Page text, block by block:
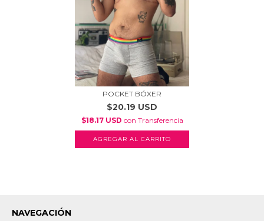
POCKET BÓXER
$20.19 USD
$18.17 USD con Transferencia
AGREGAR AL CARRITO
NAVEGACIÓN